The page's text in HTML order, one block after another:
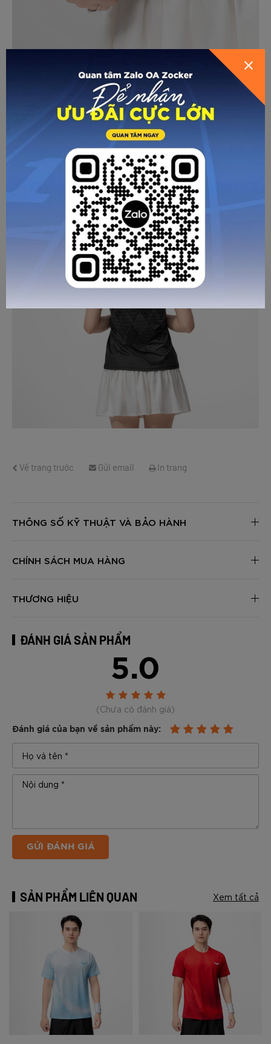
Thiết kế cổ tròn đơn giản, dễ mặc, không gây cấn hay khó
chịu vùng cổ. Form áo nữ được điều chỉnh gọn gàng, tôn
dáng vừa phải nhưng vẫn đảm bảo sự thoải mái khi di
chuyển trên sân.
Ngoài Pickleball, Zocker JAC07 Nữ – Đen còn phù hợp để
sử dụng trong các hoạt động thể thao khác như cầu lông,
chạy bộ hoặc tập luyện hằng ngày, mang lại cảm giác tiện
lợi và bền bỉ khi sử dụng lâu dài.
Về trang trước Gửi email In trang
THÔNG SỐ KỸ THUẬT VÀ BẢO HÀNH
CHÍNH SÁCH MUA HÀNG
THƯƠNG HIỆU
ĐÁNH GIÁ SẢN PHẨM
5.0
(Chưa có đánh giá)
Đánh giá của bạn về sản phẩm này:
GỬI ĐÁNH GIÁ
SẢN PHẨM LIÊN QUAN Xem tất cả
HƯỚNG DẪN CHỌN SIZE
VẤN CHO BẠN
GỬI TƯ VẤN HỦY